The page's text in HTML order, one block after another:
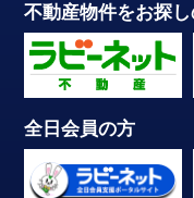
不動産物件をお探
全日会員の方